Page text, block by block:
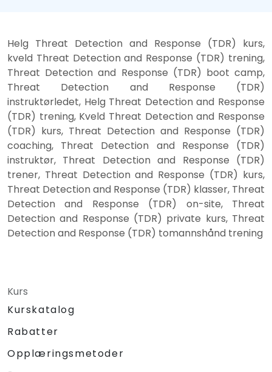
Helg Threat Detection and Response (TDR) kurs,
kveld Threat Detection and Response (TDR) trening,
Threat Detection and Response (TDR) boot camp,
Threat Detection and Response (TDR)
instruktørledet, Helg Threat Detection and Response
(TDR) trening, Kveld Threat Detection and Response
(TDR) kurs, Threat Detection and Response (TDR)
coaching, Threat Detection and Response (TDR)
instruktør, Threat Detection and Response (TDR)
trener, Threat Detection and Response (TDR) kurs,
Threat Detection and Response (TDR) klasser, Threat
Detection and Response (TDR) on-site, Threat
Detection and Response (TDR) private kurs, Threat
Detection and Response (TDR) tomannshånd trening
Kurs
Kurskatalog
Rabatter
Opplæringsmetoder